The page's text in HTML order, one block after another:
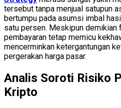
tersebut tanpa menjual satupun
bertumpu pada asumsi imbal
satu persen. Meskipun demikian
pembayaran tetap memicu
mencerminkan ketergantungan
pergerakan harga pasar.
Analis Soroti Risiko
Kripto